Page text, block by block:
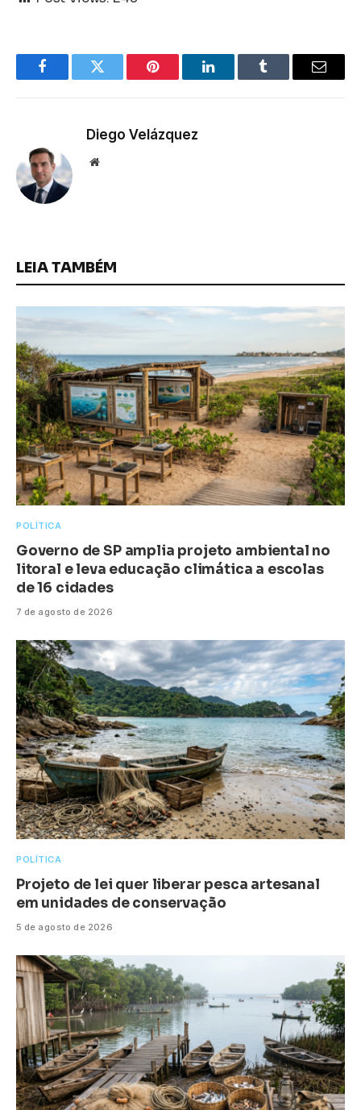
FacebookTwitter Pinterest LinkedInTumblr Email
Diego Velázquez
Website
LEIA TAMBÉM
POLÍTICA
Governo de SP amplia projeto ambiental no
litoral e leva educação climática a escolas
de 16 cidades
7 de agosto de 2026
POLÍTICA
Projeto de lei quer liberar pesca artesanal
em unidades de conservação
5 de agosto de 2026